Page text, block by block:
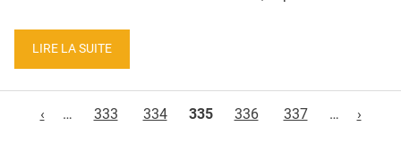
LIRE LA SUITE
‹
… 333 334 335 336 337 … ›